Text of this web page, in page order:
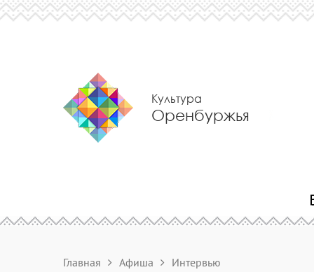
Культура
Оренбуржья
Главная Афиша Интервью